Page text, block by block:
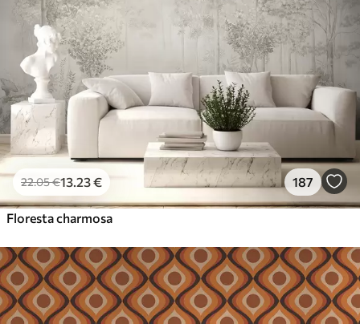
22.05€13.23€ 187
Floresta charmosa